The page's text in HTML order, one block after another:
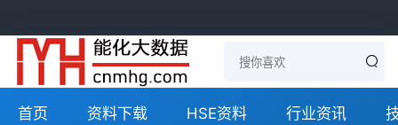
首页 资料下载 HSE资料 行业资讯